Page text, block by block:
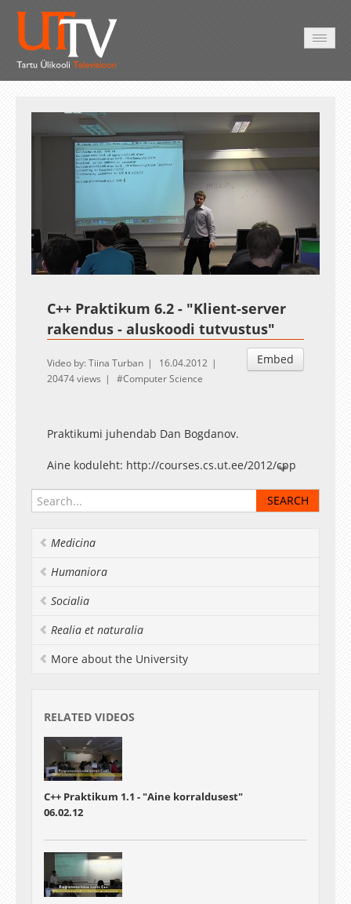
Unmute
:
3.48%
Esituskiirused
Auto
C++ Praktikum 6.2 - "Klient-server
rakendus - aluskoodi tutvustus"
Embed
Video by: Tiina Turban
16.04.2012
20474 views
Computer Science
Praktikumi juhendab Dan Bogdanov.
Aine koduleht: http://courses.cs.ut.ee/2012/cpp
Medicina
Humaniora
Socialia
Realia et naturalia
More about the University
RELATED VIDEOS
C++ Praktikum 1.1 - "Aine korraldusest"
06.02.12